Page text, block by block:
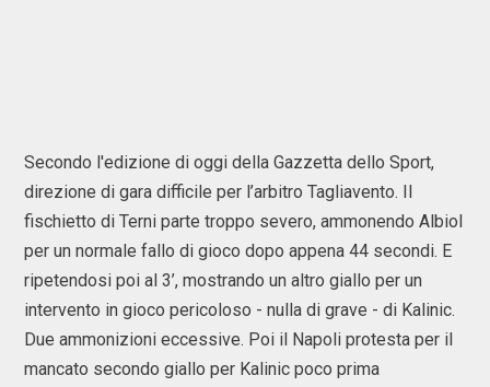
Secondo l'edizione di oggi della Gazzetta dello Sport,
direzione di gara difficile per l’arbitro Tagliavento. Il
fischietto di Terni parte troppo severo, ammonendo Albiol
per un normale fallo di gioco dopo appena 44 secondi. E
ripetendosi poi al 3’, mostrando un altro giallo per un
intervento in gioco pericoloso - nulla di grave - di Kalinic.
Due ammonizioni eccessive. Poi il Napoli protesta per il
mancato secondo giallo per Kalinic poco prima